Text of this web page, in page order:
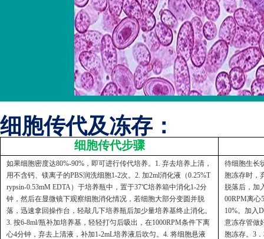
细胞传代及冻存：
细胞传代步骤
如果细胞密度达80%-90%，即可进行传代培养。1. 弃去培养上清，
用不含钙、镁离子的PBS润洗细胞1-2次。2. 加2ml消化液（0.25%T
rypsin-0.53mM EDTA）于培养瓶中，置于37℃培养箱中消化1-2分
钟，然后在显微镜下观察细胞消化情况，若细胞大部分变圆并脱
落，迅速拿回操作台，轻敲几下培养瓶后加少量培养基终止消化。
3. 按6-8ml/瓶补加培养基，轻轻打匀后吸出，在1000RPM条件下离
心4分钟，弃去上清液，补加1-2mL培养液后吹匀。4. 将细胞悬液
待细胞生长
胞冻存时，
脱落后，加
00RPM离心
10%。加入
意冻存管做
胞冻存。3